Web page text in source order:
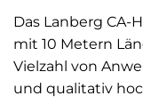
Das Lanberg CA-
mit 10 Metern
Vielzahl von
und qualitativ